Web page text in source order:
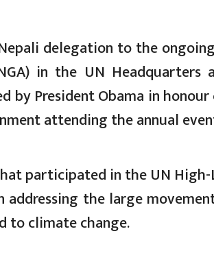
delegation to the ongoing
in the UN Headquarters
by President Obama in
attending the annual
participated in the UN
addressing the large
to climate change.